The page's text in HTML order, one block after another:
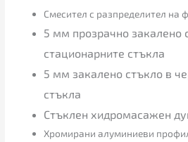
Смесител с разпределител на
5 мм прозрачно закалено
стационарните стъкла
5 мм закалено стъкло в
стъкла
Стъклен хидромасажен
Хромирани алуминиеви